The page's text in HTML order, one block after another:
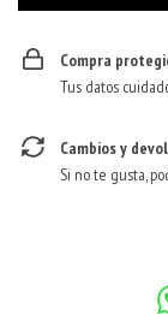
Compra
Tus datos
Cambios y
Si no te gusta,